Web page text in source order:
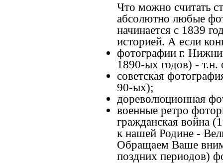
Что можно считать
абсолютно любые
начинается с 1839
историей. А если
фотографии г.
1890-ых годов) - т.н.
советская
90-ых);
дореволюционная
военные ретро
гражданская война
к нашей Родине -
Обращаем Ваше
поздних периодов)